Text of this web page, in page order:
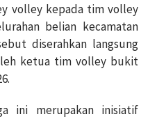
volley kepada tim volley
belian kecamatan
diserahkan langsung
ketua tim volley bukit
ini merupakan inisiatif